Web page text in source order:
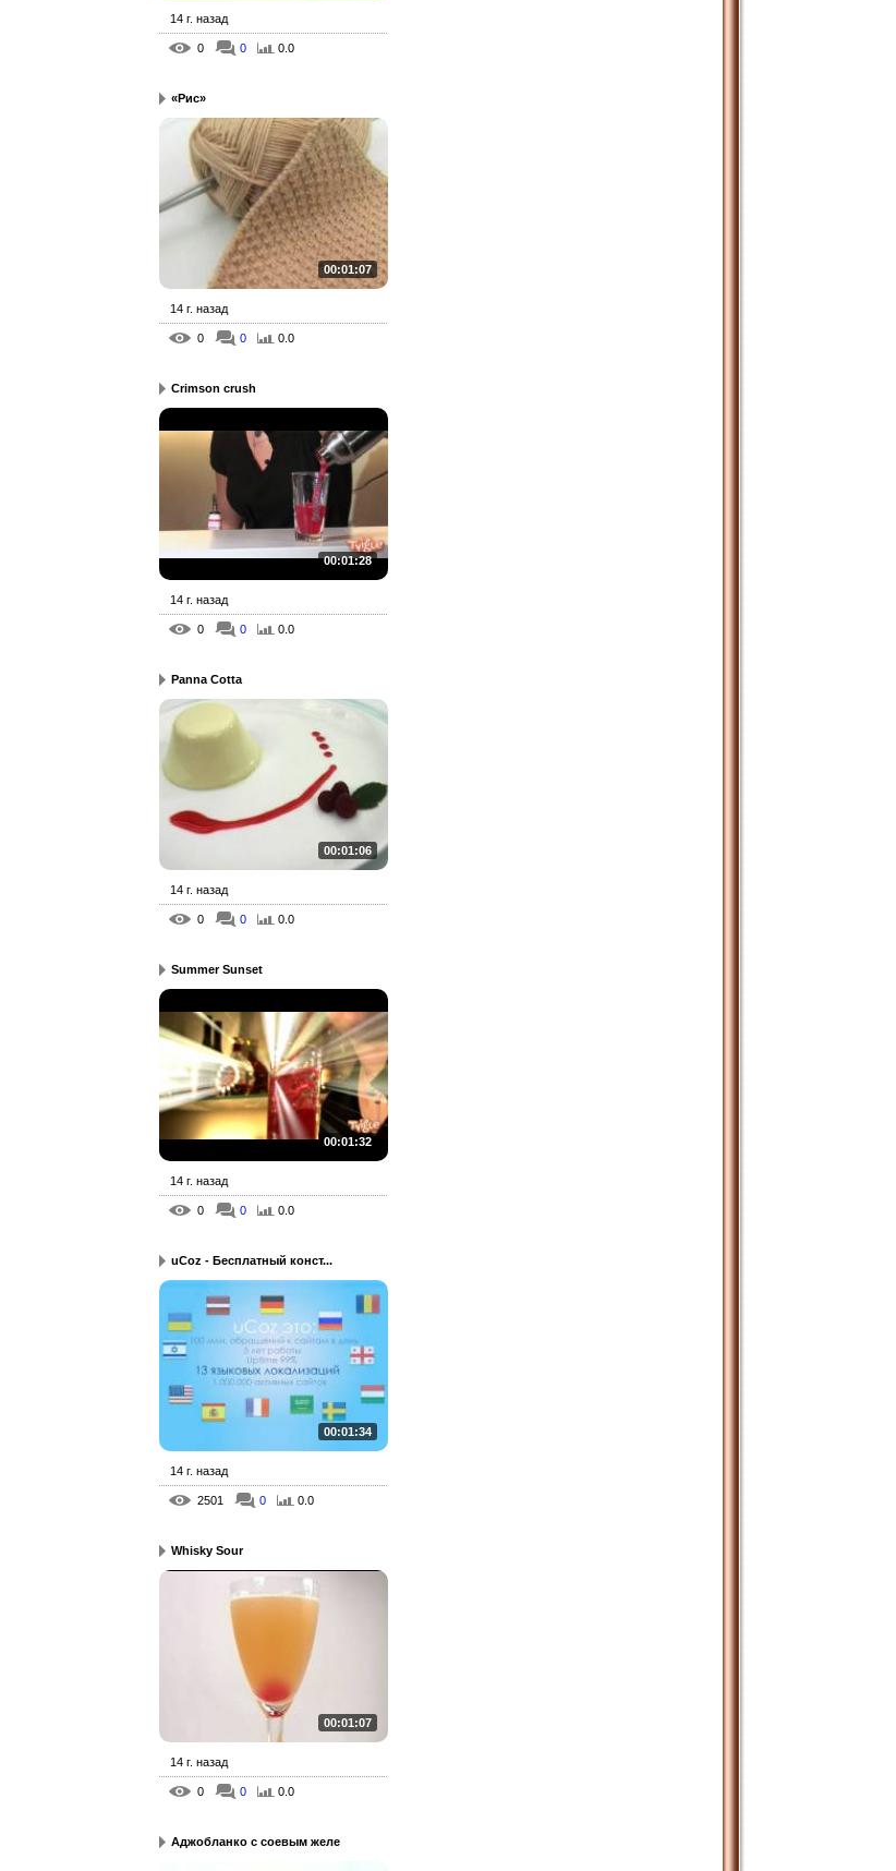
14 г. назад
0 0 0.0
«Рис»
00:01:07
14 г. назад
0 0 0.0
Crimson crush
00:01:28
14 г. назад
0 0 0.0
Panna Cotta
00:01:06
14 г. назад
0 0 0.0
Summer Sunset
00:01:32
14 г. назад
0 0 0.0
uCoz - Бесплатный конст...
00:01:34
14 г. назад
2501 0 0.0
Whisky Sour
00:01:07
14 г. назад
0 0 0.0
Аджобланко с соевым желе